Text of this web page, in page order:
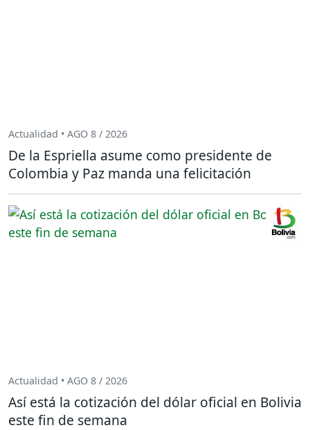
Actualidad • AGO 8 / 2026
De la Espriella asume como presidente de
Colombia y Paz manda una felicitación
Actualidad • AGO 8 / 2026
Así está la cotización del dólar oficial en Bolivia
este fin de semana